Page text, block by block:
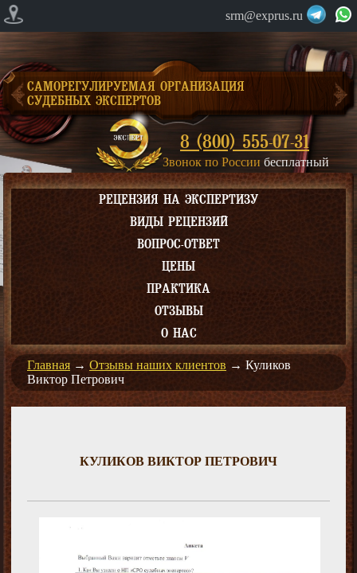
srm@exprus.ru
САМОРЕГУЛИРУЕМАЯ ОРГАНИЗАЦИЯ
СУДЕБНЫХ ЭКСПЕРТОВ
8 (800) 555-07-31
Звонок по России бесплатный
РЕЦЕНЗИЯ НА ЭКСПЕРТИЗУ
ВИДЫ РЕЦЕНЗИЙ
ВОПРОС-ОТВЕТ
ЦЕНЫ
ПРАКТИКА
ОТЗЫВЫ
О НАС
Главная → Отзывы наших клиентов → Куликов
Виктор Петрович
КУЛИКОВ ВИКТОР ПЕТРОВИЧ